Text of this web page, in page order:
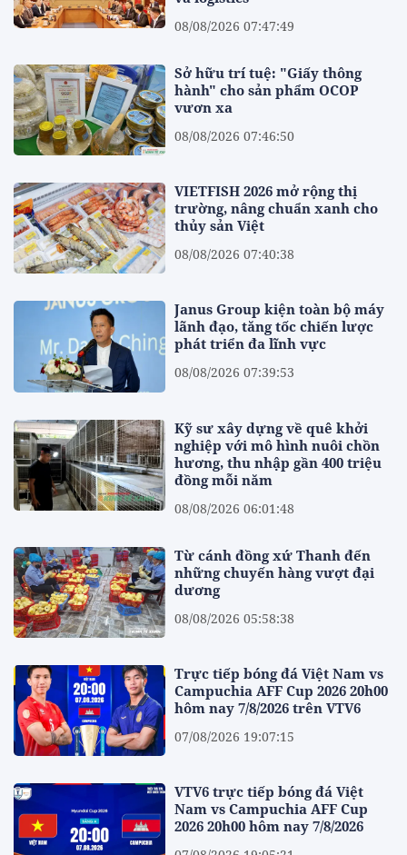
08/08/2026 07:47:49
Sở hữu trí tuệ: "Giấy thông
hành" cho sản phẩm OCOP
vươn xa
08/08/2026 07:46:50
VIETFISH 2026 mở rộng thị
trường, nâng chuẩn xanh cho
thủy sản Việt
08/08/2026 07:40:38
Janus Group kiện toàn bộ máy
lãnh đạo, tăng tốc chiến lược
phát triển đa lĩnh vực
08/08/2026 07:39:53
Kỹ sư xây dựng về quê khởi
nghiệp với mô hình nuôi chồn
hương, thu nhập gần 400 triệu
đồng mỗi năm
08/08/2026 06:01:48
Từ cánh đồng xứ Thanh đến
những chuyến hàng vượt đại
dương
08/08/2026 05:58:38
Trực tiếp bóng đá Việt Nam vs
Campuchia AFF Cup 2026 20h00
hôm nay 7/8/2026 trên VTV6
07/08/2026 19:07:15
VTV6 trực tiếp bóng đá Việt
Nam vs Campuchia AFF Cup
2026 20h00 hôm nay 7/8/2026